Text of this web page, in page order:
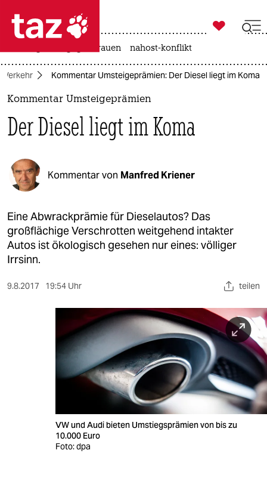
 taz zahl ich
taz zahl ich
politik
öko
gesellschaft
kultur
sport
fragen & hilfe

taz zahl ich
gewalt gegen frauen nahost-konflikt
Verkehr Kommentar Umsteigeprämien: Der Diesel liegt im Koma
Kommentar Umsteigeprämien
Der Diesel liegt im Koma
Kommentar von Manfred Kriener
Eine Abwrackprämie für Dieselautos? Das
großflächige Verschrotten weitgehend intakter
Autos ist ökologisch gesehen nur eines: völliger
Irrsinn.
9.8.2017 19:54 Uhr teilen
VW und Audi bieten Umstiegsprämien von bis zu
10.000 Euro
Foto: dpa